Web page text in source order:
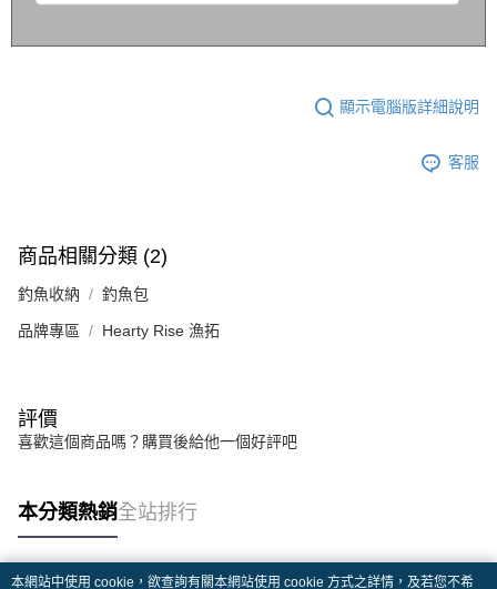
顯示電腦版詳細說明
客服
商品相關分類 (2)
釣魚收納 釣魚包
品牌專區 Hearty Rise 漁拓
評價
喜歡這個商品嗎？購買後給他一個好評吧
本分類熱銷全站排行
本網站中使用 cookie，欲查詢有關本網站使用 cookie 方式之詳情，及若您不希